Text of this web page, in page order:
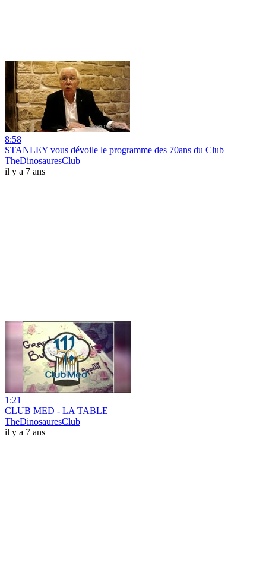
8:58
STANLEY vous dévoile le programme des 70ans du Club
TheDinosauresClub
il y a 7 ans
1:21
CLUB MED - LA TABLE
TheDinosauresClub
il y a 7 ans